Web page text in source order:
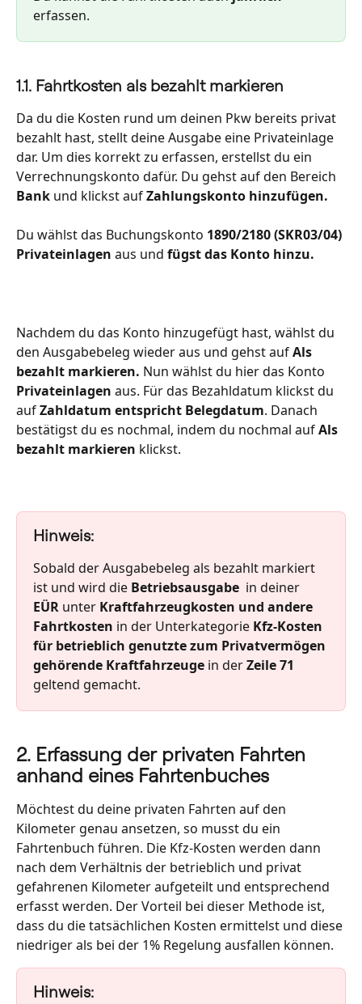
erfassen.
1.1. Fahrtkosten als bezahlt markieren
Da du die Kosten rund um deinen Pkw bereits privat
bezahlt hast, stellt deine Ausgabe eine Privateinlage
dar. Um dies korrekt zu erfassen, erstellst du ein
Verrechnungskonto dafür. Du gehst auf den Bereich
Bank und klickst auf Zahlungskonto hinzufügen.
Du wählst das Buchungskonto 1890/2180 (SKR03/04)
Privateinlagen aus und fügst das Konto hinzu.
Nachdem du das Konto hinzugefügt hast, wählst du
den Ausgabebeleg wieder aus und gehst auf Als
bezahlt markieren. Nun wählst du hier das Konto
Privateinlagen aus. Für das Bezahldatum klickst du
auf Zahldatum entspricht Belegdatum. Danach
bestätigst du es nochmal, indem du nochmal auf Als
bezahlt markieren klickst.
Hinweis:
Sobald der Ausgabebeleg als bezahlt markiert
ist und wird die Betriebsausgabe in deiner
EÜR unter Kraftfahrzeugkosten und andere
Fahrtkosten in der Unterkategorie Kfz-Kosten
für betrieblich genutzte zum Privatvermögen
gehörende Kraftfahrzeuge in der Zeile 71
geltend gemacht.
2. Erfassung der privaten Fahrten
anhand eines Fahrtenbuches
Möchtest du deine privaten Fahrten auf den
Kilometer genau ansetzen, so musst du ein
Fahrtenbuch führen. Die Kfz-Kosten werden dann
nach dem Verhältnis der betrieblich und privat
gefahrenen Kilometer aufgeteilt und entsprechend
erfasst werden. Der Vorteil bei dieser Methode ist,
dass du die tatsächlichen Kosten ermittelst und diese
niedriger als bei der 1% Regelung ausfallen können.
Hinweis: